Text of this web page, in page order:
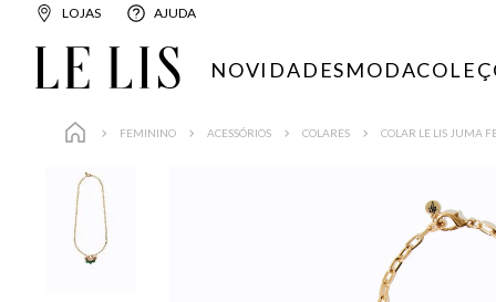
LOJAS AJUDA
NOVIDADESMODA
FEMININO ACESSÓRIOS COLARES COLAR LE LIS JUMA